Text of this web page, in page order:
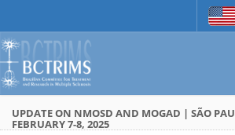
UPDATE ON NMOSD AND MOGAD | SÃO
FEBRUARY 7-8, 2025